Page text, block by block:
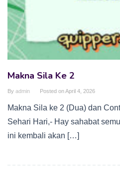
Makna Sila Ke 2
By admin Posted onApril 4, 2026
Makna Sila ke 2 (Dua) dan
Sehari Hari,- Hay sahabat
ini kembali akan […]